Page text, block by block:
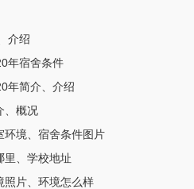
介绍
年宿舍条件
年简介、介绍
、概况
环境、宿舍条件图片
里、学校地址
照片、环境怎么样